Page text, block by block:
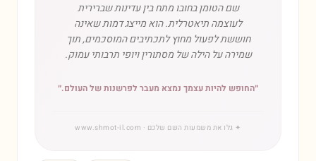
שם הטומן בחובו מתח בין עדינות שברירית
לעוצמה תיאטרלית. הוא מייצג דמות שאינה
חוששת לפעול מחוץ לתכתיבים המוסכמים, תוך
שמירה על הילה של מסתורין ויופי תרבותי עמוק.
״החופש להיות עצמך נמצא מעבר לפרשנות של העולם.״
✦ גלו את משמעות השם שלכם · www.shmot-il.com